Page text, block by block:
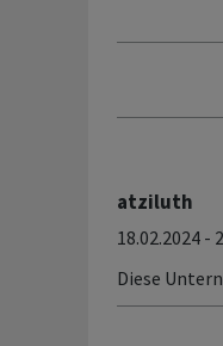
atziluth
18.02.2024 -
Diese